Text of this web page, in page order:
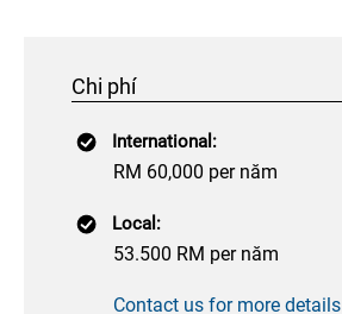
Chi phí
International:
RM 60,000 per năm
Local:
53.500 RM per năm
Contact us for more details